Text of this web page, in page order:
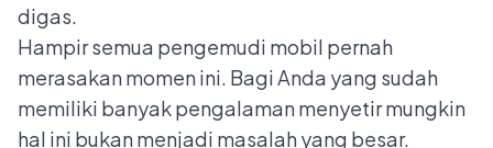
digas.
Hampir semua pengemudi mobil pernah
merasakan momen ini. Bagi Anda yang sudah
memiliki banyak pengalaman menyetir mungkin
hal ini bukan menjadi masalah yang besar.